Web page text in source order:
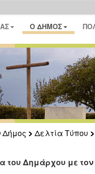
Ο ΔΗΜΟΣ
Δελτία Τύπου
του Δημάρχου με